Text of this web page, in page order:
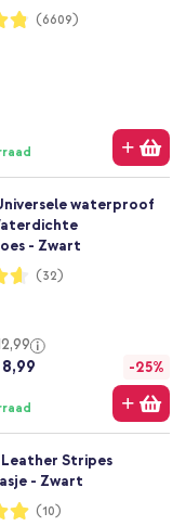
(6609)
waterproof
- Zwart
(32)
-25%
Leather Stripes
- Zwart
(10)